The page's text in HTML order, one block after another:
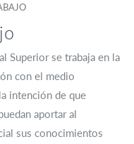
Superior se trabaja en la
con el medio
intención de que
aportar al
sus conocimientos